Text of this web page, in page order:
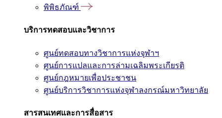
พิพิธภัณฑ์
บริการทดสอบและวิชาการ
ศูนย์ทดสอบทางวิชาการแห่งจุฬาฯ
ศูนย์การแปลและการล่ามเฉลิมพระเกียรติ
ศูนย์กฎหมายเพื่อประชาชน
ศูนย์บริการวิชาการแห่งจุฬาลงกรณ์มหาวิทยาลัย
สารสนเทศและการสื่อสาร